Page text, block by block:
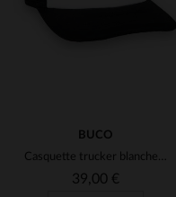
BUCO
Casquette trucker blanche et noire logo noir et jaune
39,00 €